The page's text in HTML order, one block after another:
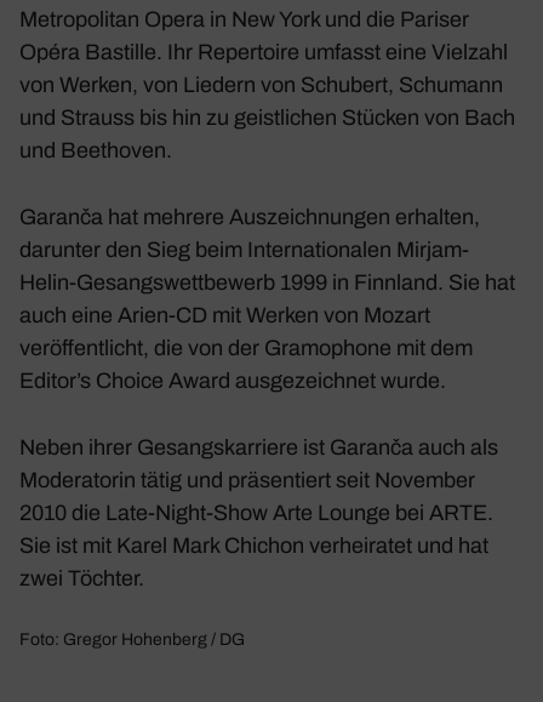
Metropolitan Opera in New York und die Pariser
Opéra Bastille. Ihr Repertoire umfasst eine Vielzahl
von Werken, von Liedern von Schubert, Schumann
und Strauss bis hin zu geistlichen Stücken von Bach
und Beethoven.
Garanča hat mehrere Auszeichnungen erhalten,
darunter den Sieg beim Internationalen Mirjam-
Helin-Gesangswettbewerb 1999 in Finnland. Sie hat
auch eine Arien-CD mit Werken von Mozart
veröffentlicht, die von der Gramophone mit dem
Editor’s Choice Award ausgezeichnet wurde.
Neben ihrer Gesangskarriere ist Garanča auch als
Moderatorin tätig und präsentiert seit November
2010 die Late-Night-Show Arte Lounge bei ARTE.
Sie ist mit Karel Mark Chichon verheiratet und hat
zwei Töchter.
Foto: Gregor Hohenberg / DG